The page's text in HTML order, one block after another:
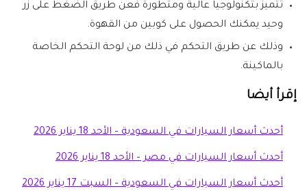
تتميز بتكنولوجيا عالية ومتطورة فعن طريق الضغط على زر
وحيد يمكنك الحصول على كوبين من القهوة.
وذلك عن طريق التحكم في ذلك من لوحة التحكم الخاصة
بالماكينة.
إقرأ أيضا
أحدث أسعار السيارات في السعودية – الأحد 18 يناير 2026
أحدث أسعار السيارات في مصر – الأحد 18 يناير 2026
أحدث أسعار السيارات في السعودية – السبت 17 يناير 2026